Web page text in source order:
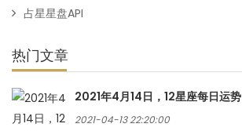
占星星盘API
热门文章
2021年4月14日，12星座每日运势
2021-04-13 22:20:00